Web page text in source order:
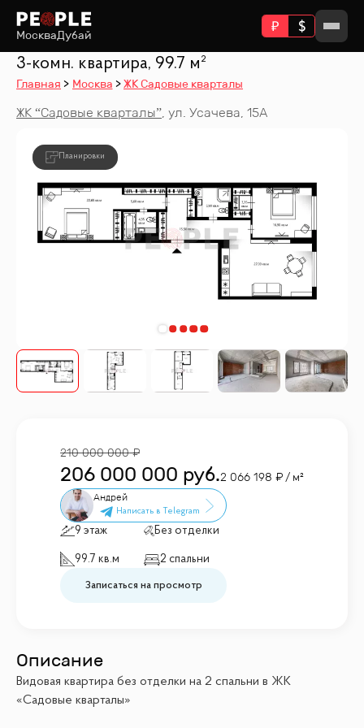
МоскваДубай
3-комн. квартира, 99.7 м²
Главная Москва ЖК Садовые кварталы
ЖК “Садовые кварталы”, ул. Усачева, 15А
Планировки
210 000 000
206 000 000 руб.2 066 198 / м²
Андрей
9 этаж Без отделки
99.7 кв.м 2 спальни
Записаться на просмотр
Описание
Видовая квартира без отделки на 2 спальни в ЖК
«Садовые кварталы»